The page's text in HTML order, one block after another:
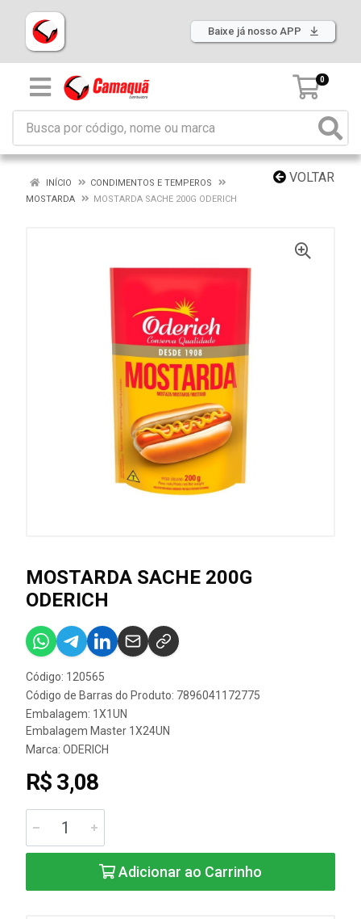
Baixe já nosso APP
0
VOLTAR
INÍCIO
CONDIMENTOS E TEMPEROS
MOSTARDA
MOSTARDA SACHE 200G ODERICH
MOSTARDA SACHE 200G
ODERICH
Código: 120565
Código de Barras do Produto: 7896041172775
Embalagem: 1X1UN
Embalagem Master 1X24UN
Marca: ODERICH
R$ 3,08
Adicionar ao Carrinho